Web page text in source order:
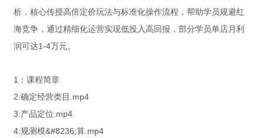
析，核心传授高倍定价玩法与标准化操作流程，帮助学员规避红
海竞争，通过精细化运营实现低投入高回报，部分学员单店月利
润可达1-4万元。
1：课程简章
2:确定经营类目.mp4
3:产品定位.mp4
4:规测模&#8236;算.mp4